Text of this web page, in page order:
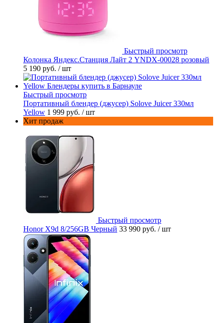
Быстрый просмотр
Колонка Яндекс.Станция Лайт 2 YNDX-00028 розовый
5 190 руб. / шт
Быстрый просмотр
Портативный блендер (джусер) Solove Juicer 330мл
Yellow 1 999 руб. / шт
Хит продаж
Быстрый просмотр
Honor X9d 8/256GB Черный 33 990 руб. / шт